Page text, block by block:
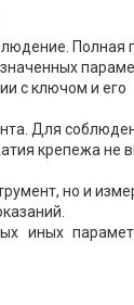
Полная
с ключом и его
Для
крепежа не
но и
иных